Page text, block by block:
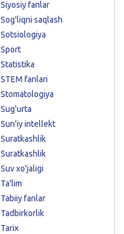
Siyosiy fanlar
Sog'liqni saqlash
Sotsiologiya
Sport
Statistika
STEM fanlari
Stomatologiya
Sug'urta
Sun'iy intellekt
Suratkashlik
Suratkashlik
Suv xo'jaligi
Ta'lim
Tabiiy fanlar
Tadbirkorlik
Tarix